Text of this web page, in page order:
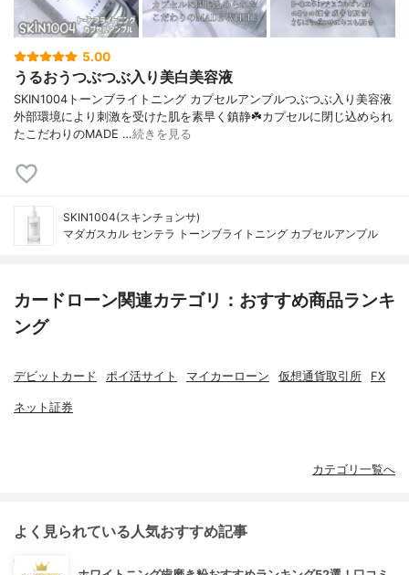
5.00
うるおうつぶつぶ入り美白美容液
SKIN1004トーンブライトニング カプセルアンプルつぶつぶ入り美容液
外部環境により刺激を受けた肌を素早く鎮静☘️カプセルに閉じ込められ
たこだわりのMADE …続きを見る
SKIN1004(スキンチョンサ)
マダガスカル センテラ トーンブライトニング カプセルアンプル
カードローン関連カテゴリ：おすすめ商品ランキ
ング
デビットカード ポイ活サイト マイカーローン 仮想通貨取引所 FX
ネット証券
カテゴリ一覧へ
よく見られている人気おすすめ記事